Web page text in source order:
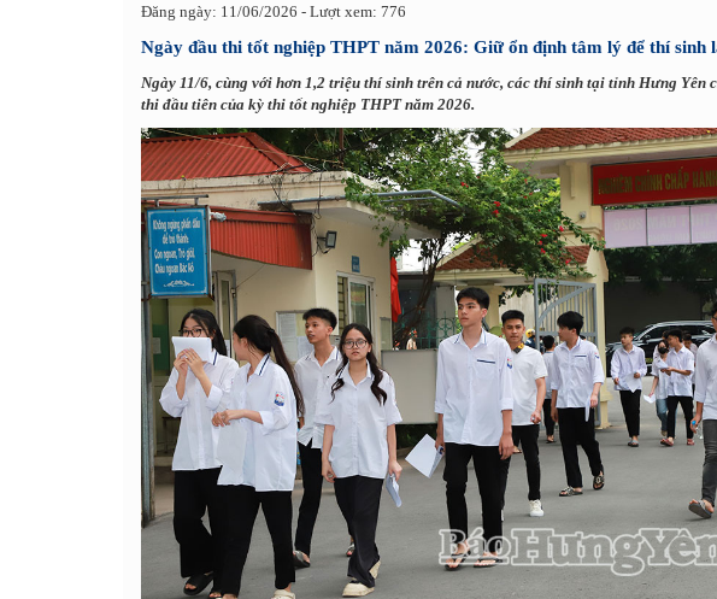
Đăng ngày: 11/06/2026 - Lượt xem: 776
Ngày đầu thi tốt nghiệp THPT năm 2026: Giữ ổn định tâm lý để thí sinh
Ngày 11/6, cùng với hơn 1,2 triệu thí sinh trên cả nước, các thí sinh tại tỉnh Hưng Yên
thi đầu tiên của kỳ thi tốt nghiệp THPT năm 2026.